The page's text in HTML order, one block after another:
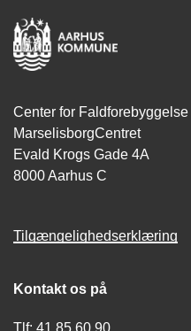
Center for Faldforebyggelse
MarselisborgCentret
Evald Krogs Gade 4A
8000 Aarhus C
Tilgængelighedserklæring
Kontakt os på
Tlf: 41 85 60 90